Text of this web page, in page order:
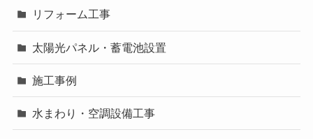
リフォーム工事
太陽光パネル・蓄電池設置
施工事例
水まわり・空調設備工事